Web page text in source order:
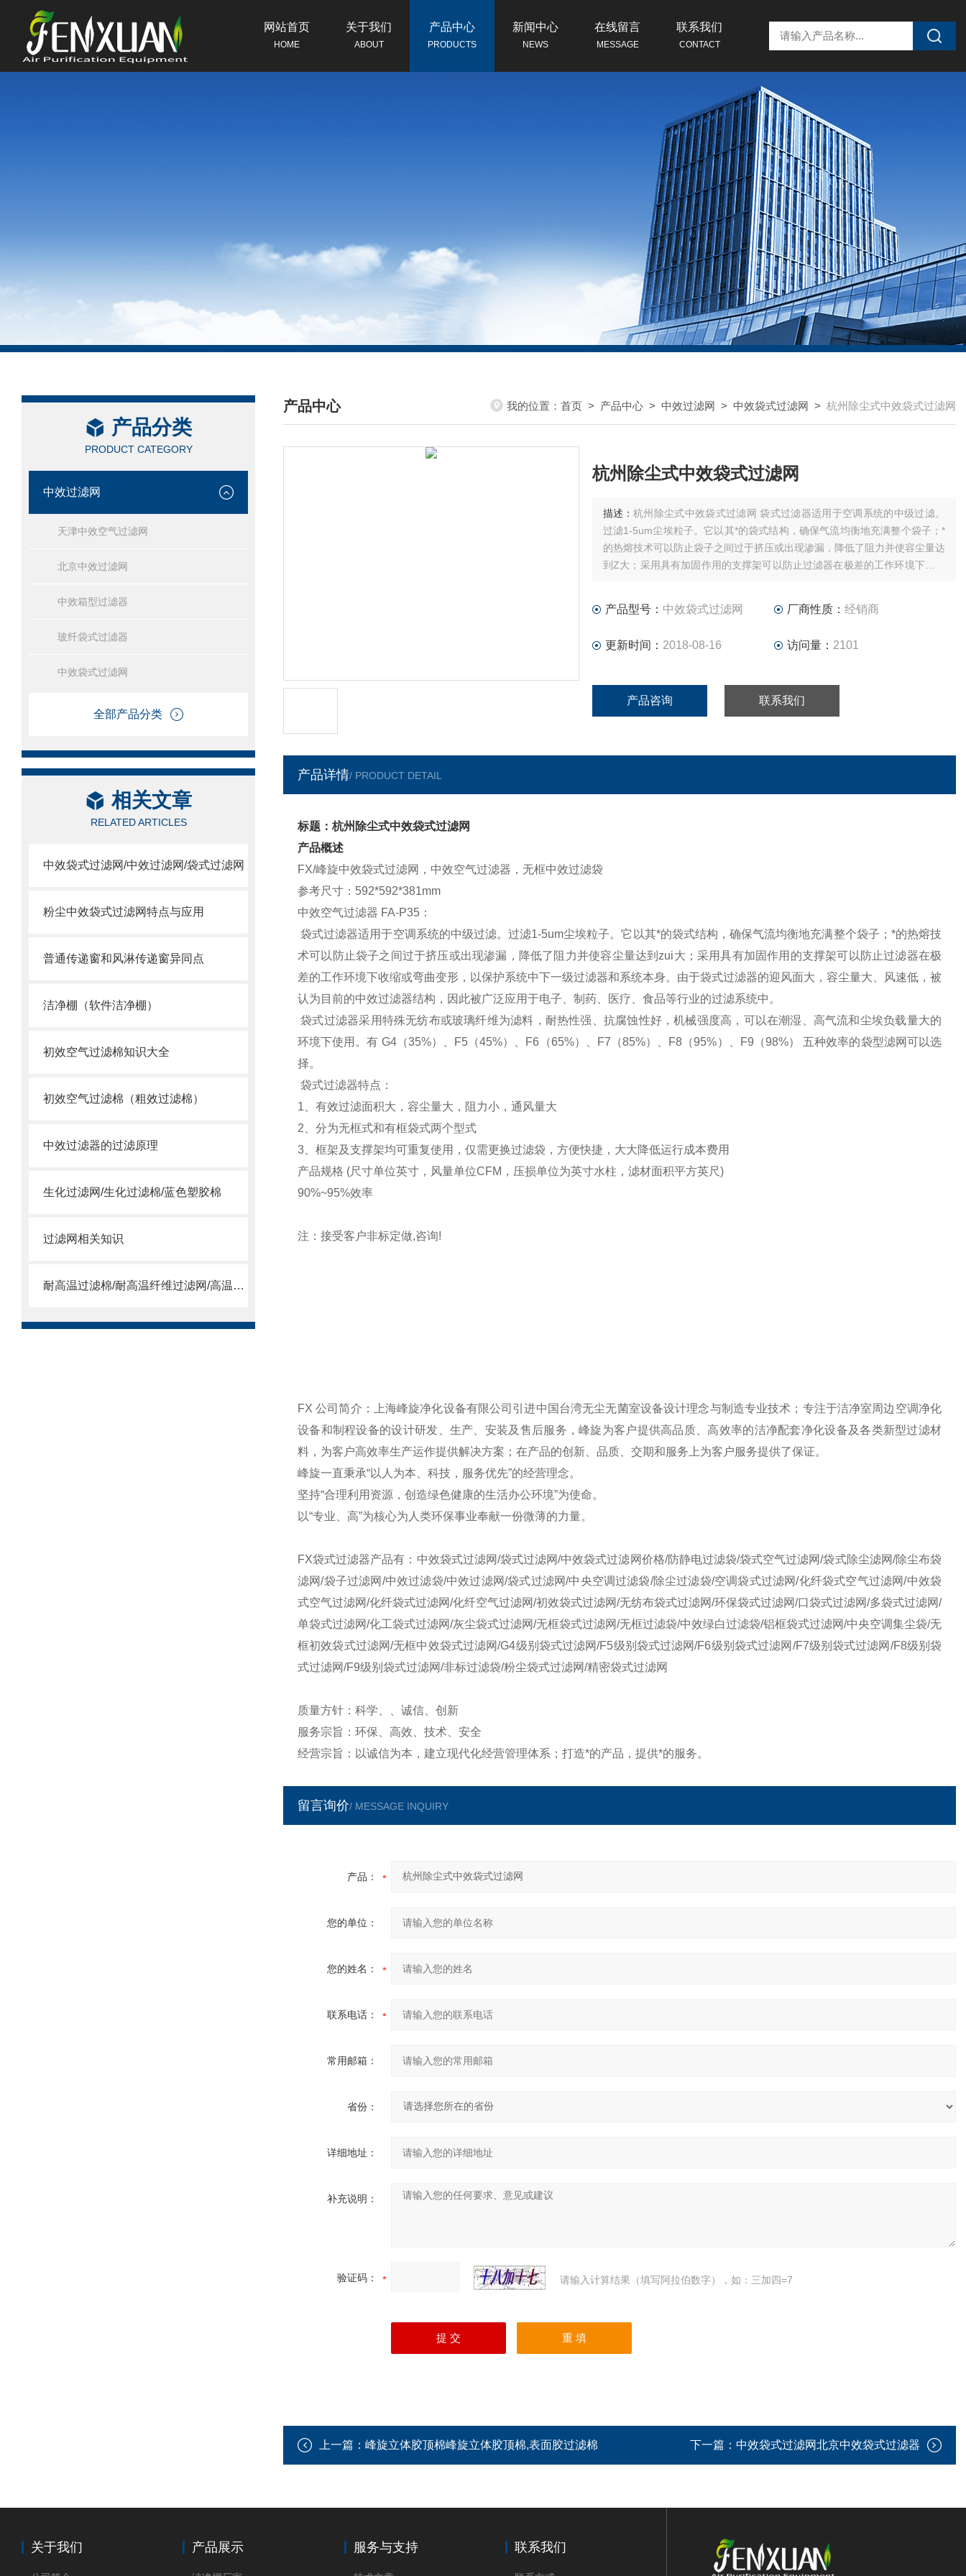
网站首页
HOME
关于我们
ABOUT
产品中心
PRODUCTS
新闻中心
NEWS
在线留言
MESSAGE
联系我们
CONTACT
产品分类
PRODUCT CATEGORY
中效过滤网
天津中效空气过滤网
北京中效过滤网
中效箱型过滤器
玻纤袋式过滤器
中效袋式过滤网
全部产品分类
相关文章
RELATED ARTICLES
中效袋式过滤网/中效过滤网/袋式过滤网
粉尘中效袋式过滤网特点与应用
普通传递窗和风淋传递窗异同点
洁净棚（软件洁净棚）
初效空气过滤棉知识大全
初效空气过滤棉（粗效过滤棉）
中效过滤器的过滤原理
生化过滤网/生化过滤棉/蓝色塑胶棉
过滤网相关知识
耐高温过滤棉/耐高温纤维过滤网/高温合成纤维滤棉
产品中心
/ PRODUCTS CENTER
我的位置： 首页 > 产品中心 > 中效过滤网 > 中效袋式过滤网 > 杭州除尘式中效袋式过滤网
杭州除尘式中效袋式过滤网
描述： 杭州除尘式中效袋式过滤网 袋式过滤器适用于空调系统的中级过滤。
过滤1-5um尘埃粒子。它以其*的袋式结构，确保气流均衡地充满整个袋子；*
的热熔技术可以防止袋子之间过于挤压或出现渗漏，降低了阻力并使容尘量达
到Z大；采用具有加固作用的支撑架可以防止过滤器在极差的工作环境下收缩
产品型号： 中效袋式过滤网 厂商性质： 经销商
更新时间： 2018-08-16 访问量： 2101
产品咨询 联系我们
产品详情/ PRODUCT DETAIL
标题：杭州除尘式中效袋式过滤网
产品概述
FX/峰旋中效袋式过滤网，中效空气过滤器，无框中效过滤袋
参考尺寸：592*592*381mm
中效空气过滤器 FA-P35：
袋式过滤器适用于空调系统的中级过滤。过滤1-5um尘埃粒子。它以其*的袋式结构，确保气流均衡地充满整个袋子；*的热熔技
术可以防止袋子之间过于挤压或出现渗漏，降低了阻力并使容尘量达到zui大；采用具有加固作用的支撑架可以防止过滤器在极
差的工作环境下收缩或弯曲变形，以保护系统中下一级过滤器和系统本身。由于袋式过滤器的迎风面大，容尘量大、风速低，被
认为目前的中效过滤器结构，因此被广泛应用于电子、制药、医疗、食品等行业的过滤系统中。
袋式过滤器采用特殊无纺布或玻璃纤维为滤料，耐热性强、抗腐蚀性好，机械强度高，可以在潮湿、高气流和尘埃负载量大的
环境下使用。有 G4（35%）、F5（45%）、F6（65%）、F7（85%）、F8（95%）、F9（98%） 五种效率的袋型滤网可以选
择。
袋式过滤器特点：
1、有效过滤面积大，容尘量大，阻力小，通风量大
2、分为无框式和有框袋式两个型式
3、框架及支撑架均可重复使用，仅需更换过滤袋，方便快捷，大大降低运行成本费用
产品规格 (尺寸单位英寸，风量单位CFM，压损单位为英寸水柱，滤材面积平方英尺)
90%~95%效率
注：接受客户非标定做,咨询!
FX 公司简介：上海峰旋净化设备有限公司引进中国台湾无尘无菌室设备设计理念与制造专业技术；专注于洁净室周边空调净化
设备和制程设备的设计研发、生产、安装及售后服务，峰旋为客户提供高品质、高效率的洁净配套净化设备及各类新型过滤材
料，为客户高效率生产运作提供解决方案；在产品的创新、品质、交期和服务上为客户服务提供了保证。
峰旋一直秉承“以人为本、科技，服务优先”的经营理念。
坚持“合理利用资源，创造绿色健康的生活办公环境”为使命。
以“专业、高”为核心为人类环保事业奉献一份微薄的力量。
FX袋式过滤器产品有：中效袋式过滤网/袋式过滤网/中效袋式过滤网价格/防静电过滤袋/袋式空气过滤网/袋式除尘滤网/除尘布袋
滤网/袋子过滤网/中效过滤袋/中效过滤网/袋式过滤网/中央空调过滤袋/除尘过滤袋/空调袋式过滤网/化纤袋式空气过滤网/中效袋
式空气过滤网/化纤袋式过滤网/化纤空气过滤网/初效袋式过滤网/无纺布袋式过滤网/环保袋式过滤网/口袋式过滤网/多袋式过滤网/
单袋式过滤网/化工袋式过滤网/灰尘袋式过滤网/无框袋式过滤网/无框过滤袋/中效绿白过滤袋/铝框袋式过滤网/中央空调集尘袋/无
框初效袋式过滤网/无框中效袋式过滤网/G4级别袋式过滤网/F5级别袋式过滤网/F6级别袋式过滤网/F7级别袋式过滤网/F8级别袋
式过滤网/F9级别袋式过滤网/非标过滤袋/粉尘袋式过滤网/精密袋式过滤网
质量方针：科学、、诚信、创新
服务宗旨：环保、高效、技术、安全
经营宗旨：以诚信为本，建立现代化经营管理体系；打造*的产品，提供*的服务。
留言询价/ MESSAGE INQUIRY
产品：
您的单位：
您的姓名：
联系电话：
常用邮箱：
省份：
详细地址：
补充说明：
验证码： 请输入计算结果（填写阿拉伯数字），如：三加四=7
上一篇： 峰旋立体胶顶棉峰旋立体胶顶棉,表面胶过滤棉 下一篇： 中效袋式过滤网北京中效袋式过滤器
关于我们 产品展示 服务与支持 联系我们